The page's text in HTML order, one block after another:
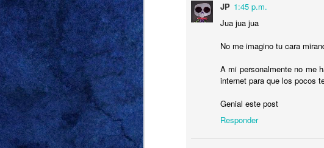
JP 1:45 p.m.
Jua jua jua
No me imagino tu cara
A mi personalmente no me
internet para que los pocos
Genial este post
Responder
Esa tarde preferimos ir al cine
mi abuela tenía razón, pero